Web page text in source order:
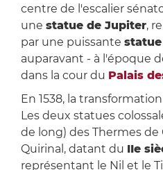
centre de l'escalier
une statue de Jupiter,
par une puissante
auparavant - à l'époque
dans la cour du Palais
En 1538, la
Les deux statues
de long) des Thermes
Quirinal, datant du IIe
représentant le Nil et le